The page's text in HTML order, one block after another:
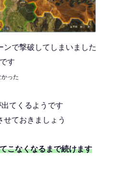
で撃破してしまいました
す
った
てくるようです
せておきましょう
こなくなるまで続けます